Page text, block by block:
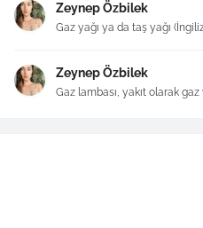
Zeynep Özbilek
Gaz yağı ya da taş yağı
Zeynep Özbilek
Gaz lambası, yakıt olarak gaz